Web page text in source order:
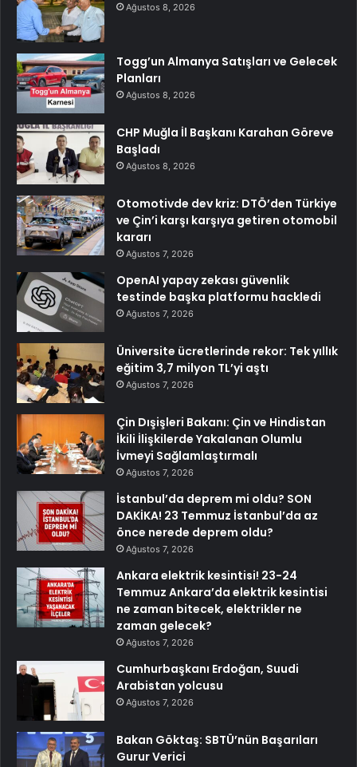
Ağustos 8, 2026
Togg’un Almanya Satışları ve Gelecek
Planları
Ağustos 8, 2026
CHP Muğla İl Başkanı Karahan Göreve
Başladı
Ağustos 8, 2026
Otomotivde dev kriz: DTÖ’den Türkiye
ve Çin’i karşı karşıya getiren otomobil
kararı
Ağustos 7, 2026
OpenAI yapay zekası güvenlik
testinde başka platformu hackledi
Ağustos 7, 2026
Üniversite ücretlerinde rekor: Tek yıllık
eğitim 3,7 milyon TL’yi aştı
Ağustos 7, 2026
Çin Dışişleri Bakanı: Çin ve Hindistan
İkili İlişkilerde Yakalanan Olumlu
İvmeyi Sağlamlaştırmalı
Ağustos 7, 2026
İstanbul’da deprem mi oldu? SON
DAKİKA! 23 Temmuz İstanbul’da az
önce nerede deprem oldu?
Ağustos 7, 2026
Ankara elektrik kesintisi! 23-24
Temmuz Ankara’da elektrik kesintisi
ne zaman bitecek, elektrikler ne
zaman gelecek?
Ağustos 7, 2026
Cumhurbaşkanı Erdoğan, Suudi
Arabistan yolcusu
Ağustos 7, 2026
Bakan Göktaş: SBTÜ’nün Başarıları
Gurur Verici